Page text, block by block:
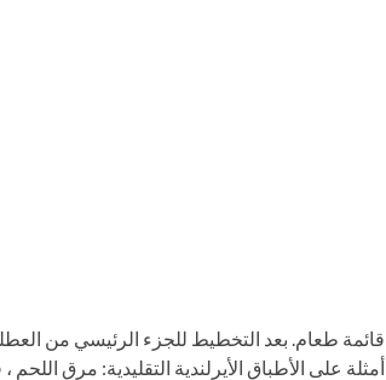
قائمة طعام. بعد التخطيط للجزء الرئيسي من
أمثلة على الأطباق الأيرلندية التقليدية: مرق